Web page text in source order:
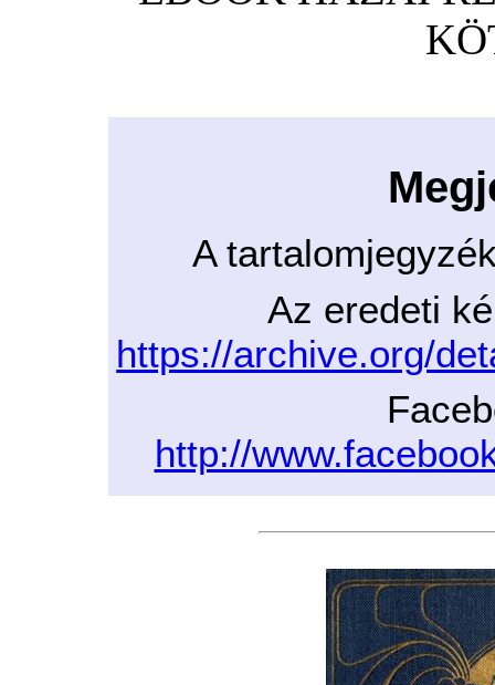
A
Az eredeti
https://archive.org/
http://